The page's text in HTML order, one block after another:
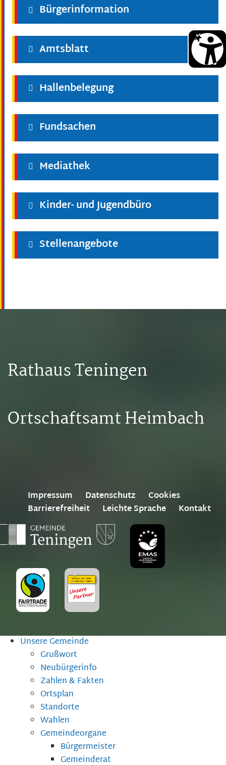
Bürgerinformation
Amtsblatt
Hallenbelegung
Fundsachen
Mediathek
Kinder- und Jugendbüro
Stellenangebote
Rathaus Teningen
Ortschaftsamt Heimbach
Impressum Datenschutz
Cookies
Barrierefreiheit
Leichte Sprache Kontakt
Unsere Gemeinde
Grußwort
Neubürgerinfo
Zahlen & Fakten
Ortsplan
Standorte
Wahlen
Gemeindeorgane
Bürgermeister
Gemeinderat